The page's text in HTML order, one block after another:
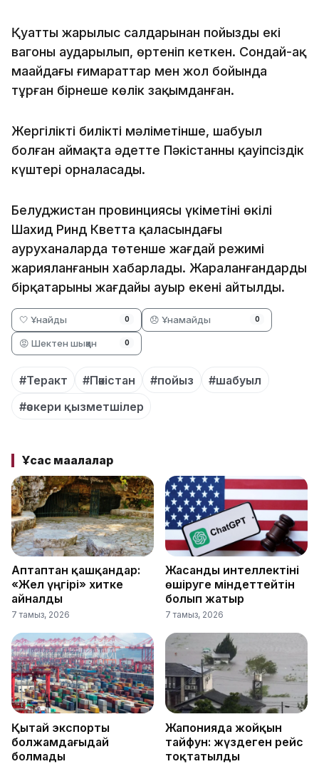
Қуатты жарылыс салдарынан пойыздың екі
вагоны аударылып, өртеніп кеткен. Сондай-ақ
маңайдағы ғимараттар мен жол бойында
тұрған бірнеше көлік зақымданған.
Жергілікті биліктің мәліметінше, шабуыл
болған аймақта әдетте Пәкістанның қауіпсіздік
күштері орналасады.
Белуджистан провинциясы үкіметінің өкілі
Шахид Ринд Кветта қаласындағы
ауруханаларда төтенше жағдай режимі
жарияланғанын хабарлады. Жараланғандардың
бірқатарының жағдайы ауыр екені айтылды.
🤍 Ұнайды 0 😞 Ұнамайды 0
😡 Шектен шыққан 0
#Теракт #Пәкістан #пойыз
#шабуыл
#әскери қызметшілер
Ұқсас мақалалар
Аптаптан қашқандар:
«Жел үңгірі» хитке
айналды
7 тамыз, 2026
Жасанды интеллектіні
өшіруге міндеттейтін
болып жатыр
7 тамыз, 2026
Қытай экспорты
болжамдағыдай
болмады
Жапонияда жойқын
тайфун: жүздеген рейс
тоқтатылды